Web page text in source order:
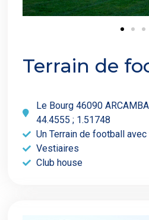
Terrain de
Le Bourg 46090
44.4555 ; 1.51748
Un Terrain de football
Vestiaires
Club house